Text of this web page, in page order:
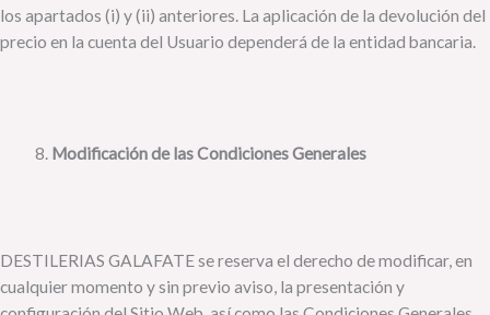
los apartados (i) y (ii) anteriores. La aplicación de la devolución del
precio en la cuenta del Usuario dependerá de la entidad bancaria.
Modificación de las Condiciones Generales
DESTILERIAS GALAFATE se reserva el derecho de modificar, en
cualquier momento y sin previo aviso, la presentación y